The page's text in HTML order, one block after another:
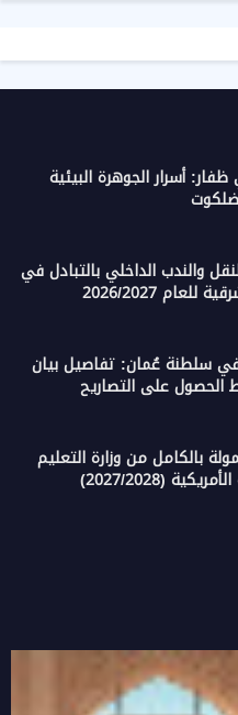
أسرار الجوهرة البيئية
والندب الداخلي بالتبادل في
2026/2027
سلطنة عُمان: تفاصيل بيان
الحصول على التصاريح
بالكامل من وزارة التعليم
(2027/2028)